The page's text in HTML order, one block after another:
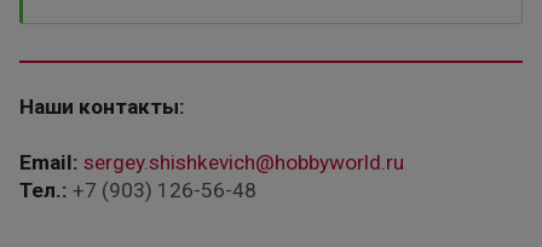
Наши контакты:
Email: sergey.shishkevich@hobbyworld.ru
Тел.: +7 (903) 126-56-48